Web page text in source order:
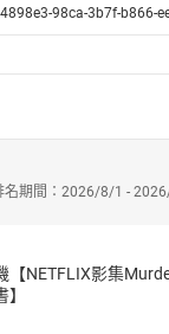
98ca-3b7f-b866-
名期間：2026/8/1 -
【NETFLIX影集
】